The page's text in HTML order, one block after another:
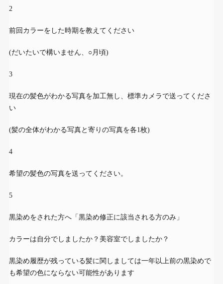
2
前回カラーをした時期を教えてください
(だいたいで構いません、○月頃)
3
現在の髪色がわかる写真を加工無し、標準カメラで送ってくださ
い
(髪の全体がわかる写真と寄りの写真を各1枚)
4
希望の髪色の写真を送ってください。
5
黒染めをされた方へ「黒染め修正に該当される方のみ」
カラーは自分でしましたか？美容室でしましたか？
黒染め履歴が残っている髪に関しましては一年以上前の黒染めで
も希望の色にならない可能性があります